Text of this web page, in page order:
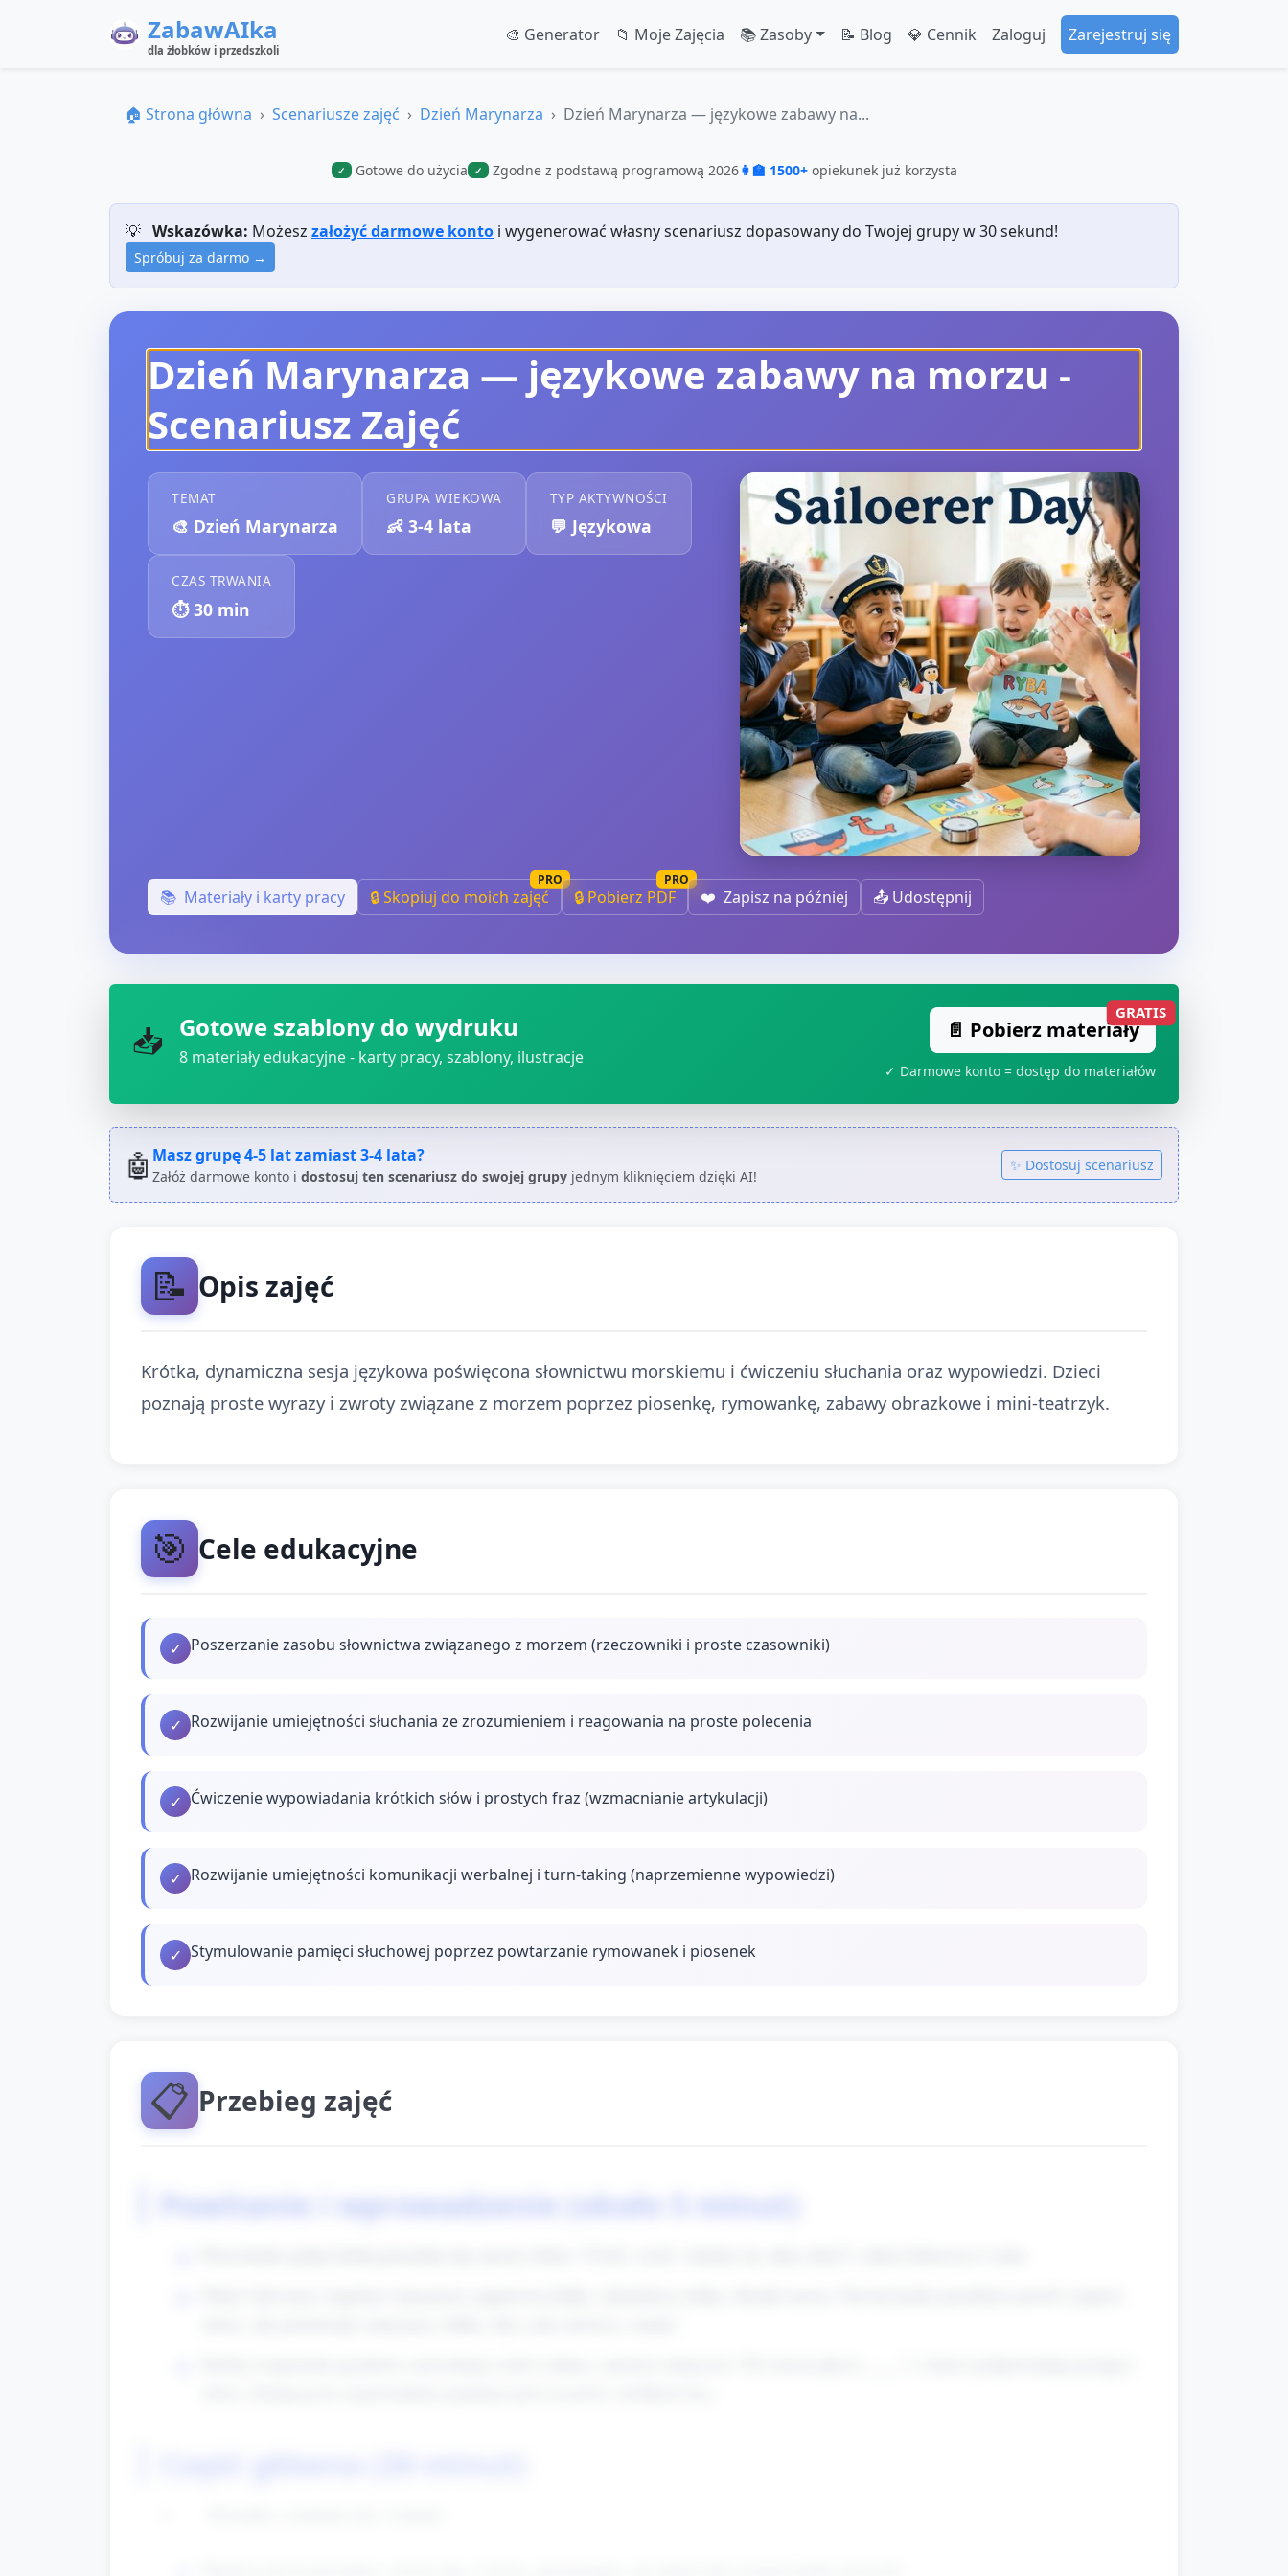
ZabawAIka
dla żłobków i przedszkoli
🎨 Generator 📁 Moje Zajęcia 📚 Zasoby 📝 Blog 💎 Cennik Zaloguj Zarejestruj się
🏠 Strona główna Scenariusze zajęć Dzień Marynarza Dzień Marynarza — językowe zabawy na...
✓ Gotowe do użycia ✓ Zgodne z podstawą programową 2026👩‍🏫 1500+ opiekunek już korzysta
💡 Wskazówka: Możesz założyć darmowe konto i wygenerować własny scenariusz dopasowany do Twojej grupy w 30 sekund!
Spróbuj za darmo →
Dzień Marynarza — językowe zabawy na morzu -
Scenariusz Zajęć
TEMAT
🎨 Dzień Marynarza
GRUPA WIEKOWA
👶 3-4 lata
TYP AKTYWNOŚCI
💬 Językowa
CZAS TRWANIA
⏱️30 min
📚 Materiały i karty pracy 🔒 Skopiuj do moich zajęć
PRO
🔒 Pobierz PDF
PRO
❤️ Zapisz na później 📤 Udostępnij
📥 Gotowe szablony do wydruku
8 materiały edukacyjne - karty pracy, szablony, ilustracje
📄 Pobierz materiały
GRATIS
✓ Darmowe konto = dostęp do materiałów
🤖Masz grupę4-5 latzamiast3-4 lata?
Załóż darmowe konto i dostosuj ten scenariusz do swojej grupy jednym kliknięciem dzięki AI!
✨ Dostosuj scenariusz
📝 Opis zajęć
Krótka, dynamiczna sesja językowa poświęcona słownictwu morskiemu i ćwiczeniu słuchania oraz wypowiedzi. Dzieci
poznają proste wyrazy i zwroty związane z morzem poprzez piosenkę, rymowankę, zabawy obrazkowe i mini-teatrzyk.
🎯 Cele edukacyjne
✓ Poszerzanie zasobu słownictwa związanego z morzem (rzeczowniki i proste czasowniki)
✓ Rozwijanie umiejętności słuchania ze zrozumieniem i reagowania na proste polecenia
✓ Ćwiczenie wypowiadania krótkich słów i prostych fraz (wzmacnianie artykulacji)
✓ Rozwijanie umiejętności komunikacji werbalnej i turn-taking (naprzemienne wypowiedzi)
✓ Stymulowanie pamięci słuchowej poprzez powtarzanie rymowanek i piosenek
📋 Przebieg zajęć
Powitanie i wprowadzenie (około 5 minut)